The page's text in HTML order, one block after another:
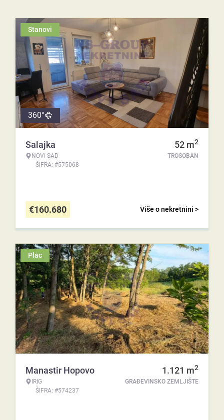
Stanovi
360°
Salajka
NOVI SAD
ŠIFRA: #575068
52 m2
TROSOBAN
Više o nekretnini >
€160.680
Plac
Manastir Hopovo
IRIG
ŠIFRA: #574237
1.121 m2
GRAĐEVINSKO ZEMLJIŠTE